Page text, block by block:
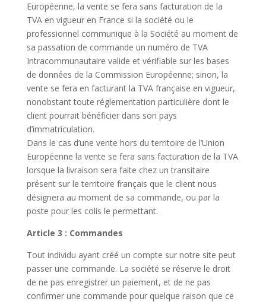
Européenne, la vente se fera sans facturation de la
TVA en vigueur en France si la société ou le
professionnel communique à la Société au moment de
sa passation de commande un numéro de TVA
Intracommunautaire valide et vérifiable sur les bases
de données de la Commission Européenne; sinon, la
vente se fera en facturant la TVA française en vigueur,
nonobstant toute réglementation particulière dont le
client pourrait bénéficier dans son pays
d’immatriculation.
Dans le cas d’une vente hors du territoire de l’Union
Européenne la vente se fera sans facturation de la TVA
lorsque la livraison sera faite chez un transitaire
présent sur le territoire français que le client nous
désignera au moment de sa commande, ou par la
poste pour les colis le permettant.
Article 3 : Commandes
Tout individu ayant créé un compte sur notre site peut
passer une commande. La société se réserve le droit
de ne pas enregistrer un paiement, et de ne pas
confirmer une commande pour quelque raison que ce